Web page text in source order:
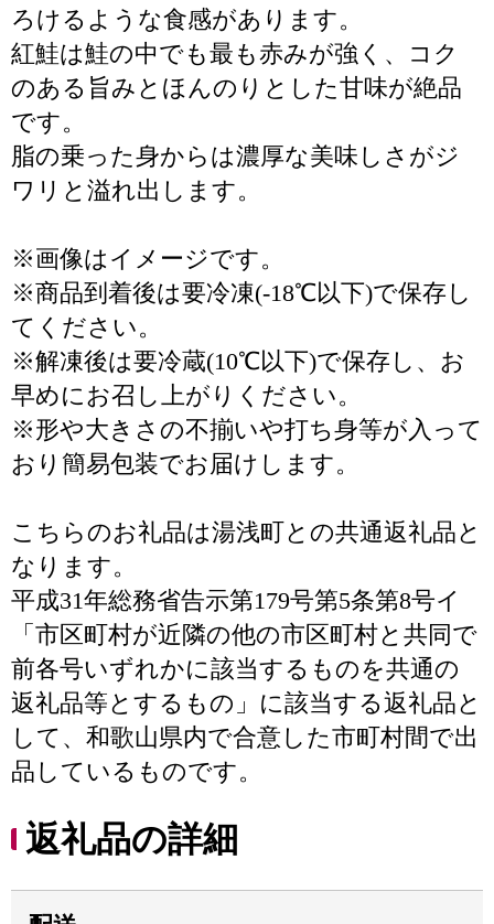
ろけるような食感があります。
紅鮭は鮭の中でも最も赤みが強く、コク
のある旨みとほんのりとした甘味が絶品
です。
脂の乗った身からは濃厚な美味しさがジ
ワリと溢れ出します。
※画像はイメージです。
※商品到着後は要冷凍(-18℃以下)で保存し
てください。
※解凍後は要冷蔵(10℃以下)で保存し、お
早めにお召し上がりください。
※形や大きさの不揃いや打ち身等が入って
おり簡易包装でお届けします。
こちらのお礼品は湯浅町との共通返礼品と
なります。
平成31年総務省告示第179号第5条第8号イ
「市区町村が近隣の他の市区町村と共同で
前各号いずれかに該当するものを共通の
返礼品等とするもの」に該当する返礼品と
して、和歌山県内で合意した市町村間で出
品しているものです。
返礼品の詳細